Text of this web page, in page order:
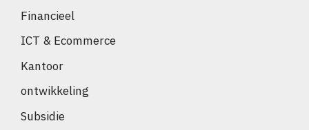
Financieel
ICT & Ecommerce
Kantoor
ontwikkeling
Subsidie